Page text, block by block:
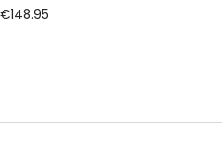
€148.95